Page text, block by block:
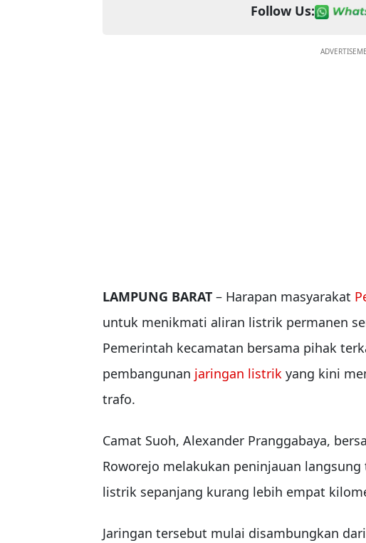
Follow Us:
LAMPUNG BARAT – Harapan masyarakat
untuk menikmati aliran listrik permanen
Pemerintah kecamatan bersama pihak
pembangunan jaringan listrik yang kini
trafo.
Camat Suoh, Alexander Pranggabaya,
Roworejo melakukan peninjauan
listrik sepanjang kurang lebih empat
Jaringan tersebut mulai disambungkan